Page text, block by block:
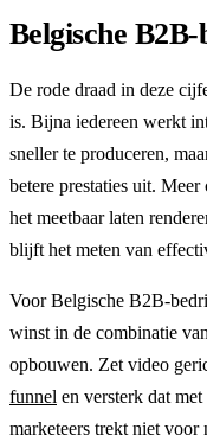
Belgische
De rode draad in deze
is. Bijna iedereen werkt
sneller te produceren,
betere prestaties uit.
het meetbaar laten
blijft het meten van
Voor Belgische B2B-
winst in de combinatie
opbouwen. Zet video
funnel en versterk dat
marketeers trekt niet